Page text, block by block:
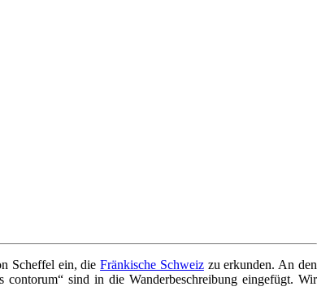
Scheffel ein, dieFränkische Schweizzu erkunden. An den
sind in die Wanderbeschreibung eingefügt. Wir